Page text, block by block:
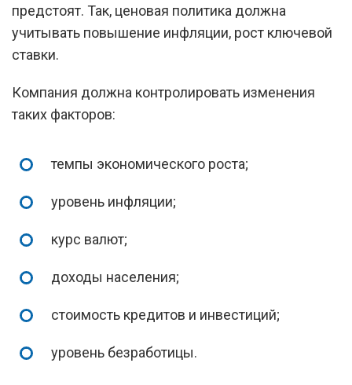
предстоят. Так, ценовая политика должна
учитывать повышение инфляции, рост ключевой
ставки.
Компания должна контролировать изменения
таких факторов:
темпы экономического роста;
уровень инфляции;
курс валют;
доходы населения;
стоимость кредитов и инвестиций;
уровень безработицы.